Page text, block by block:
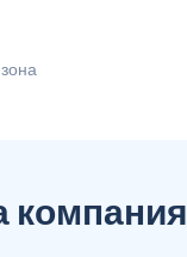
компания